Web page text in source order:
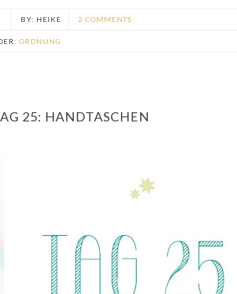
HEIKE 2 COMMENTS
ORDNUNG
25: HANDTASCHEN